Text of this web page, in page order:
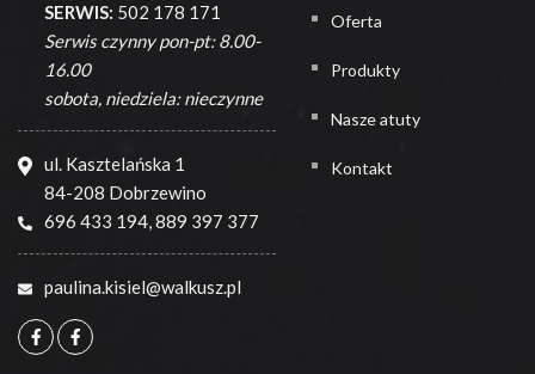
SERWIS: 502 178 171
Serwis czynny pon-pt: 8.00-
16.00
sobota, niedziela: nieczynne
ul. Kasztelańska 1
84-208 Dobrzewino
696 433 194,889 397 377
paulina.kisiel@walkusz.pl
Oferta
Produkty
Nasze atuty
Kontakt